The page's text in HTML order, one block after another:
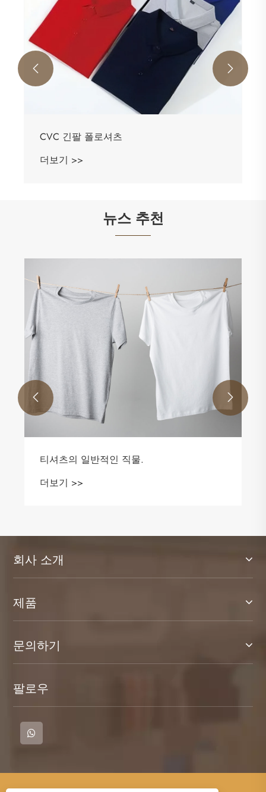
CVC 긴팔 폴로셔츠
더보기 >>
 
뉴스 추천
티셔츠의 일반적인 직물.
더보기 >>
 
회사 소개
제품
문의하기
팔로우